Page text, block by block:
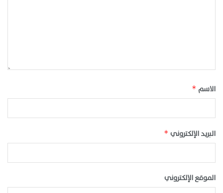
الاسم *
البريد الإلكتروني *
الموقع الإلكتروني